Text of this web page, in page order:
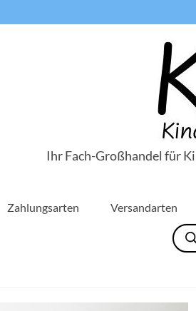
Ihr Fach-Großhandel für
Zahlungsarten Versandarten